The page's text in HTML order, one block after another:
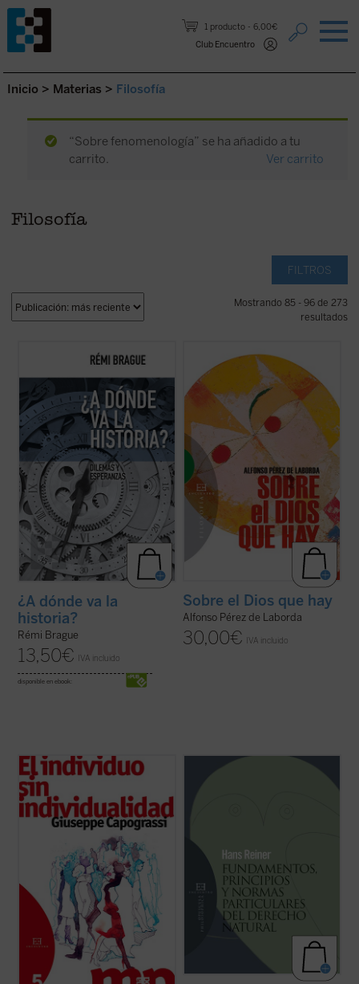
1 producto
6,00€
Club Encuentro
Saltar al contenido.
Inicio > Materias > Filosofía
“Sobre fenomenología” se ha añadido a tu
carrito.
Ver carrito
Filosofía
FILTROS
Mostrando 85 - 96 de 273
resultados
En este libro-entrevista Rémi Brague
realiza una aguda reflexión sobre cuál
hombre "posmoderno", quien considera
ingenuo todo intento de buscar en ella el
reflejo de un significado o los motivos para
... (ver ficha)
¿A dónde va la
historia?
Rémi Brague
13,50€ IVA incluido
disponible en ebook:
Lo que decimos en una una filosofía de la
carne sobre el Dios que hay, partiendo
siempre de un contexto de
experiencialidad, nos conduce a poder
decir que el mundo es creación, afirmando,
pues, un Dios creador. Pero esta mirada
nuestra nos ...(ver ficha)
Sobre el Dios que hay
Alfonso Pérez de Laborda
30,00€ IVA incluido
En este breve ensayo Capograssi hace una
certera descripción del hombre de nuestro
tiempo como un individuo sin individualidad,
que ya no siente la vida y su destino como
problema y ha dejado de percibir a Dios
como una presencia. Esto le lleva ...(ver
Hans Reiner, uno de los mayores
representantes de la ética fenomenológica
de los valores en el siglo XX, ofrece en este